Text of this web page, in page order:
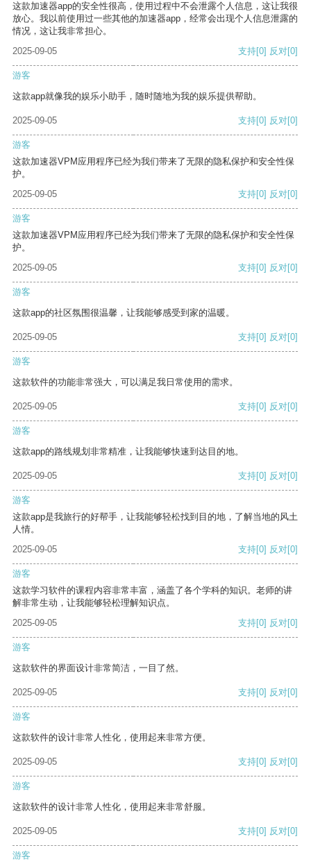
这款加速器app的安全性很高，使用过程中不会泄露个人信息，这让我很
放心。我以前使用过一些其他的加速器app，经常会出现个人信息泄露的
情况，这让我非常担心。
2025-09-05
支持[0] 反对[0]
游客
这款app就像我的娱乐小助手，随时随地为我的娱乐提供帮助。
2025-09-05 支持[0] 反对[0]
游客
这款加速器VPM应用程序已经为我们带来了无限的隐私保护和安全性保
护。
2025-09-05
支持[0] 反对[0]
游客
这款加速器VPM应用程序已经为我们带来了无限的隐私保护和安全性保
护。
2025-09-05
支持[0] 反对[0]
游客
这款app的社区氛围很温馨，让我能够感受到家的温暖。
2025-09-05 支持[0] 反对[0]
游客
这款软件的功能非常强大，可以满足我日常使用的需求。
2025-09-05 支持[0] 反对[0]
游客
这款app的路线规划非常精准，让我能够快速到达目的地。
2025-09-05 支持[0] 反对[0]
游客
这款app是我旅行的好帮手，让我能够轻松找到目的地，了解当地的风土
人情。
2025-09-05
支持[0] 反对[0]
游客
这款学习软件的课程内容非常丰富，涵盖了各个学科的知识。老师的讲
解非常生动，让我能够轻松理解知识点。
2025-09-05
支持[0] 反对[0]
游客
这款软件的界面设计非常简洁，一目了然。
2025-09-05 支持[0] 反对[0]
游客
这款软件的设计非常人性化，使用起来非常方便。
2025-09-05 支持[0] 反对[0]
游客
这款软件的设计非常人性化，使用起来非常舒服。
2025-09-05 支持[0] 反对[0]
游客